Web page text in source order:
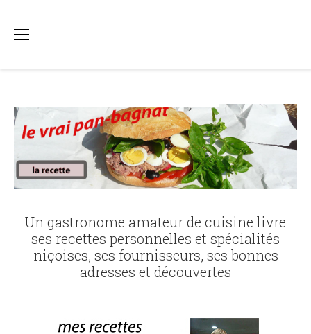
Un gastronome amateur de cuisine livre
ses recettes personnelles et spécialités
niçoises, ses fournisseurs, ses bonnes
adresses et découvertes